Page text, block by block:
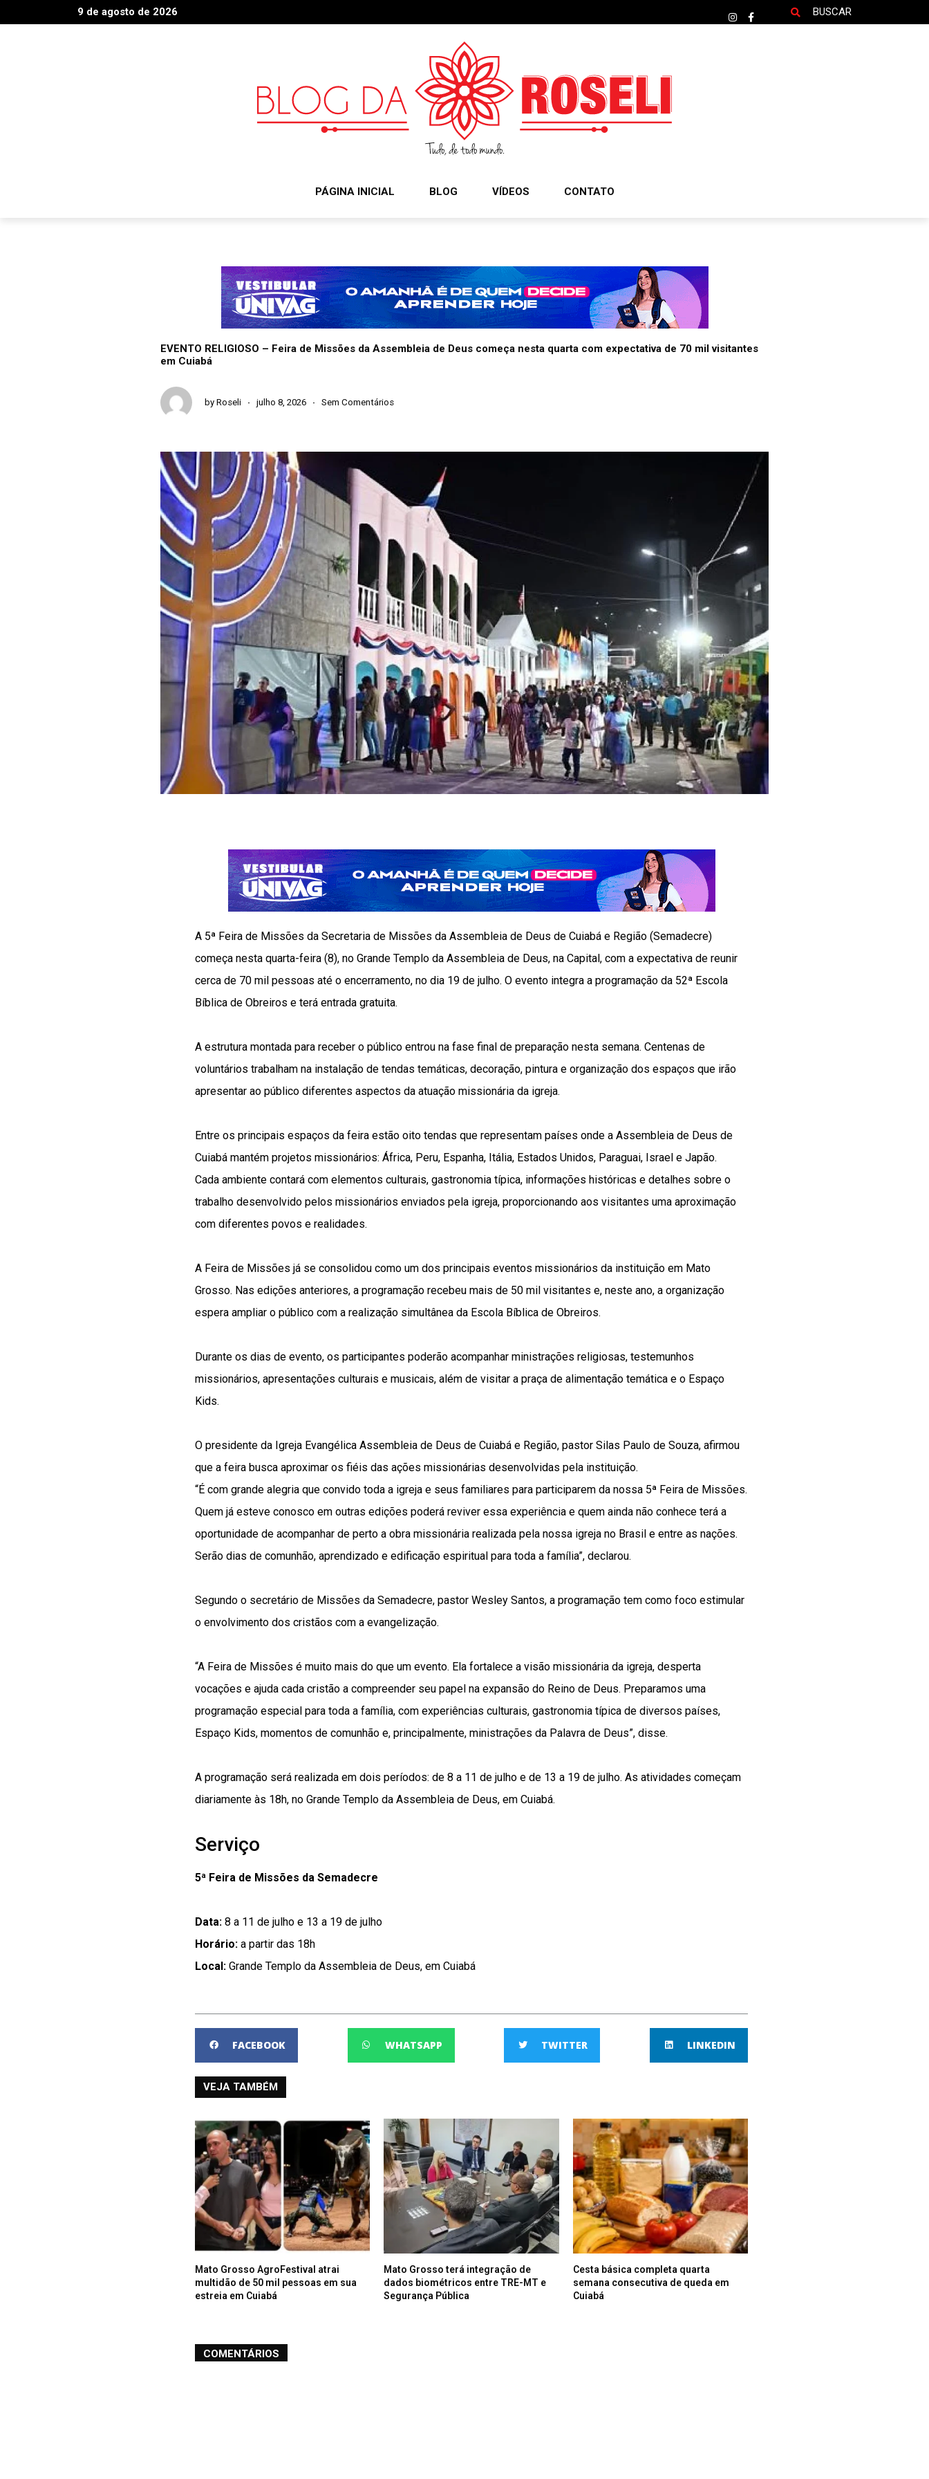
9 de agosto de 2026 BUSCAR
PÁGINA INICIAL BLOG VÍDEOS CONTATO
EVENTO RELIGIOSO – Feira de Missões da Assembleia de Deus começa nesta quarta com expectativa de 70 mil visitantes
em Cuiabá
by Roseli julho 8, 2026 Sem Comentários
A 5ª Feira de Missões da Secretaria de Missões da Assembleia de Deus de Cuiabá e Região (Semadecre)
começa nesta quarta-feira (8), no Grande Templo da Assembleia de Deus, na Capital, com a expectativa de reunir
cerca de 70 mil pessoas até o encerramento, no dia 19 de julho. O evento integra a programação da 52ª Escola
Bíblica de Obreiros e terá entrada gratuita.
A estrutura montada para receber o público entrou na fase final de preparação nesta semana. Centenas de
voluntários trabalham na instalação de tendas temáticas, decoração, pintura e organização dos espaços que irão
apresentar ao público diferentes aspectos da atuação missionária da igreja.
Entre os principais espaços da feira estão oito tendas que representam países onde a Assembleia de Deus de
Cuiabá mantém projetos missionários: África, Peru, Espanha, Itália, Estados Unidos, Paraguai, Israel e Japão.
Cada ambiente contará com elementos culturais, gastronomia típica, informações históricas e detalhes sobre o
trabalho desenvolvido pelos missionários enviados pela igreja, proporcionando aos visitantes uma aproximação
com diferentes povos e realidades.
A Feira de Missões já se consolidou como um dos principais eventos missionários da instituição em Mato
Grosso. Nas edições anteriores, a programação recebeu mais de 50 mil visitantes e, neste ano, a organização
espera ampliar o público com a realização simultânea da Escola Bíblica de Obreiros.
Durante os dias de evento, os participantes poderão acompanhar ministrações religiosas, testemunhos
missionários, apresentações culturais e musicais, além de visitar a praça de alimentação temática e o Espaço
Kids.
O presidente da Igreja Evangélica Assembleia de Deus de Cuiabá e Região, pastor Silas Paulo de Souza, afirmou
que a feira busca aproximar os fiéis das ações missionárias desenvolvidas pela instituição.
“É com grande alegria que convido toda a igreja e seus familiares para participarem da nossa 5ª Feira de Missões.
Quem já esteve conosco em outras edições poderá reviver essa experiência e quem ainda não conhece terá a
oportunidade de acompanhar de perto a obra missionária realizada pela nossa igreja no Brasil e entre as nações.
Serão dias de comunhão, aprendizado e edificação espiritual para toda a família”, declarou.
Segundo o secretário de Missões da Semadecre, pastor Wesley Santos, a programação tem como foco estimular
o envolvimento dos cristãos com a evangelização.
“A Feira de Missões é muito mais do que um evento. Ela fortalece a visão missionária da igreja, desperta
vocações e ajuda cada cristão a compreender seu papel na expansão do Reino de Deus. Preparamos uma
programação especial para toda a família, com experiências culturais, gastronomia típica de diversos países,
Espaço Kids, momentos de comunhão e, principalmente, ministrações da Palavra de Deus”, disse.
A programação será realizada em dois períodos: de 8 a 11 de julho e de 13 a 19 de julho. As atividades começam
diariamente às 18h, no Grande Templo da Assembleia de Deus, em Cuiabá.
Serviço
5ª Feira de Missões da Semadecre
Data: 8 a 11 de julho e 13 a 19 de julho
Horário: a partir das 18h
Local: Grande Templo da Assembleia de Deus, em Cuiabá
FACEBOOK WHATSAPP TWITTER LINKEDIN
VEJA TAMBÉM
Mato Grosso AgroFestival atrai
multidão de 50 mil pessoas em sua
estreia em Cuiabá
Mato Grosso terá integração de
dados biométricos entre TRE-MT e
Segurança Pública
Cesta básica completa quarta
semana consecutiva de queda em
Cuiabá
COMENTÁRIOS